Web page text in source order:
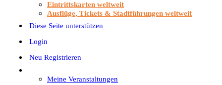
Eintrittskarten weltweit
Ausflüge, Tickets & Stadtführungen weltweit
Diese Seite unterstützen
Login
Neu Registrieren
Meine Veranstaltungen